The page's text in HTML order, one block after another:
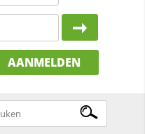
AANMELDEN